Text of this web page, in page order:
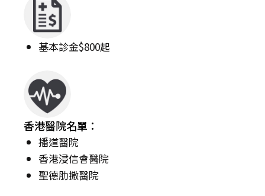
基本診金$800起
香港醫院名單：
播道醫院
香港浸信會醫院
聖德肋撒醫院